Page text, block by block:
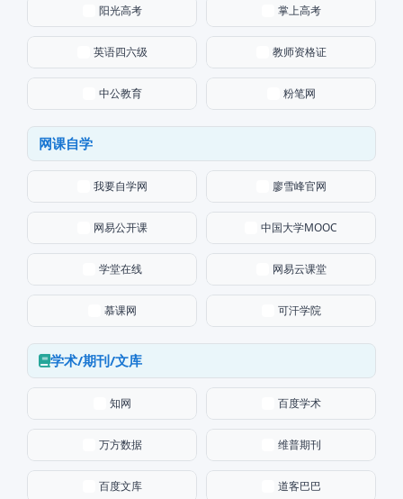
阳光高考 掌上高考
英语四六级 教师资格证
中公教育 粉笔网
网课自学
我要自学网 廖雪峰官网
网易公开课 中国大学MOOC
学堂在线 网易云课堂
慕课网 可汗学院
学术/期刊/文库
知网 百度学术
万方数据 维普期刊
百度文库 道客巴巴